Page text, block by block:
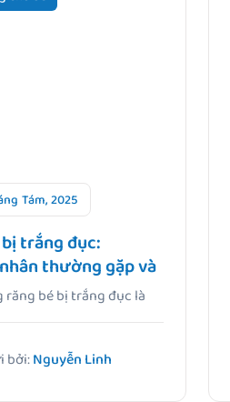
Tám, 2025
trắng đục:
thường gặp và
phục hiệu quả
răng bé bị trắng đục là
phổ.
bởi:Nguyễn Linh